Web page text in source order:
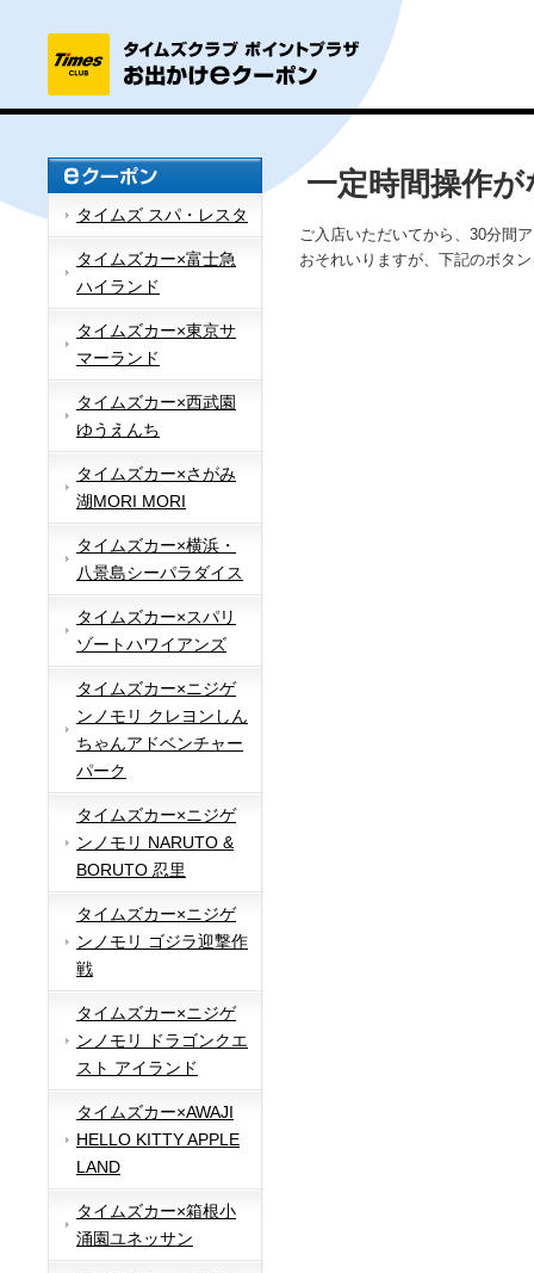
タイムズ スパ・レスタ
タイムズカー×富士急
ハイランド
タイムズカー×東京サ
マーランド
タイムズカー×西武園
ゆうえんち
タイムズカー×さがみ
湖MORI MORI
タイムズカー×横浜・
八景島シーパラダイス
タイムズカー×スパリ
ゾートハワイアンズ
タイムズカー×ニジゲ
ンノモリ クレヨンしん
ちゃんアドベンチャー
パーク
タイムズカー×ニジゲ
ンノモリ NARUTO &
BORUTO 忍里
タイムズカー×ニジゲ
ンノモリ ゴジラ迎撃作
戦
タイムズカー×ニジゲ
ンノモリ ドラゴンクエ
スト アイランド
タイムズカー×AWAJI
HELLO KITTY APPLE
LAND
タイムズカー×箱根小
涌園ユネッサン
一定時間操作
ご入店いただいてから、30分間
おそれいりますが、下記のボタ